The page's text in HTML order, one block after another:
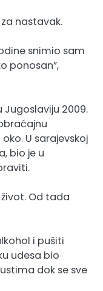
nastavak.
snimio sam
ponosan”,
Jugoslaviju 2009.
U sarajevskoj
bio je u
Od tada
i pušiti
udesa bio
dok se sve